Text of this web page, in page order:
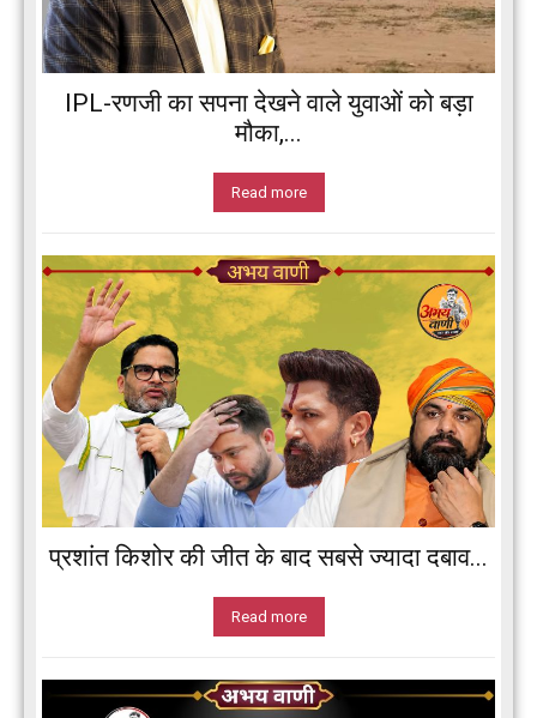
IPL-रणजी का सपना देखने वाले युवाओं को बड़ा
मौका,...
Read more
प्रशांत किशोर की जीत के बाद सबसे ज्यादा दबाव...
Read more